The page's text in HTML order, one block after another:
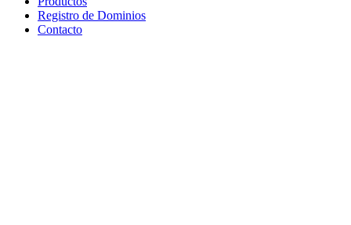
Registro de Dominios
Contacto